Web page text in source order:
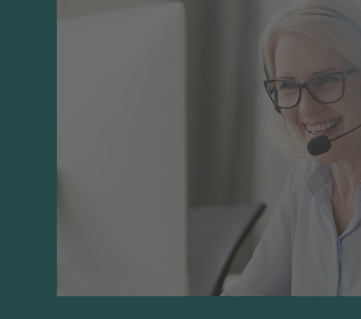
eleverna utvecklas som både läsare och människor.